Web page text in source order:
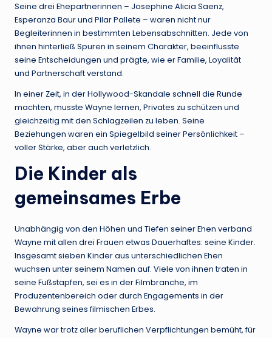
Seine drei Ehepartnerinnen – Josephine Alicia Saenz,
Esperanza Baur und Pilar Pallete – waren nicht nur
Begleiterinnen in bestimmten Lebensabschnitten. Jede von
ihnen hinterließ Spuren in seinem Charakter, beeinflusste
seine Entscheidungen und prägte, wie er Familie, Loyalität
und Partnerschaft verstand.
In einer Zeit, in der Hollywood-Skandale schnell die Runde
machten, musste Wayne lernen, Privates zu schützen und
gleichzeitig mit den Schlagzeilen zu leben. Seine
Beziehungen waren ein Spiegelbild seiner Persönlichkeit –
voller Stärke, aber auch verletzlich.
Die Kinder als
gemeinsames Erbe
Unabhängig von den Höhen und Tiefen seiner Ehen verband
Wayne mit allen drei Frauen etwas Dauerhaftes: seine Kinder.
Insgesamt sieben Kinder aus unterschiedlichen Ehen
wuchsen unter seinem Namen auf. Viele von ihnen traten in
seine Fußstapfen, sei es in der Filmbranche, im
Produzentenbereich oder durch Engagements in der
Bewahrung seines filmischen Erbes.
Wayne war trotz aller beruflichen Verpflichtungen bemüht, für